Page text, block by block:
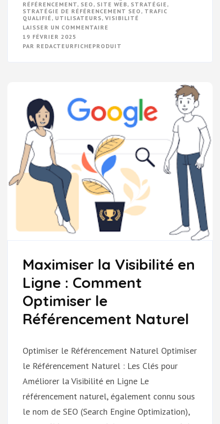
RÉFÉRENCEMENT, SEO , SITE WEB, STRATÉGIE ,
STRATÉGIE DE RÉFÉRENCEMENT SEO , TRAFIC
QUALIFIÉ , UTILISATEURS, VISIBILITÉ
LAISSER UN COMMENTAIRE
VISIBILITÉ
EFFICACE
19 FÉVRIER 2025
PAR REDACTEURFICHEPRODUIT
Maximiser la Visibilité en
Ligne : Comment
Optimiser le
Référencement Naturel
Optimiser le Référencement Naturel Optimiser
le Référencement Naturel : Les Clés pour
Améliorer la Visibilité en Ligne Le
référencement naturel, également connu sous
le nom de SEO (Search Engine Optimization),